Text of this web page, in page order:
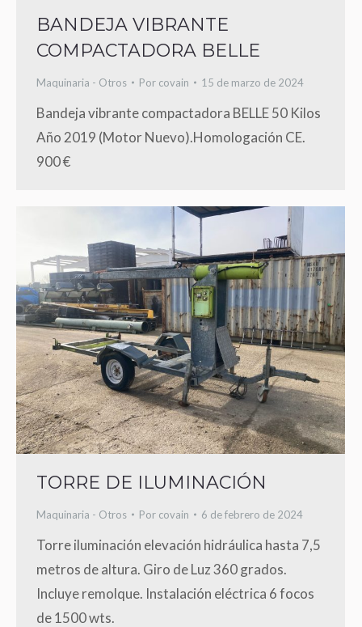
BANDEJA VIBRANTE
COMPACTADORA BELLE
Maquinaria - Otros Por covain 15 de marzo de 2024
Bandeja vibrante compactadora BELLE 50 Kilos
Año 2019 (Motor Nuevo).Homologación CE.
900 €
TORRE DE ILUMINACIÓN
Maquinaria - Otros Por covain 6 de febrero de 2024
Torre iluminación elevación hidráulica hasta 7,5
metros de altura. Giro de Luz 360 grados.
Incluye remolque. Instalación eléctrica 6 focos
de 1500 wts.